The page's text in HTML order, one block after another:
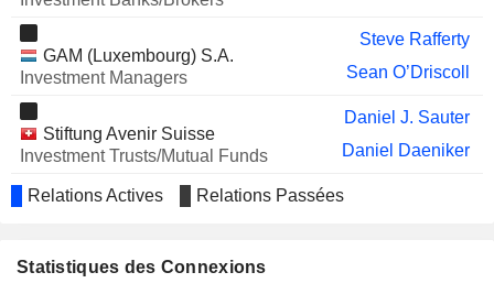
GAM (Luxembourg) S.A.
Investment Managers
Steve Rafferty
Sean O’Driscoll
Stiftung Avenir Suisse
Investment Trusts/Mutual Funds
Daniel J. Sauter
Daniel Daeniker
Bar of England & Wales
Relations Actives Relations Passées
Statistiques des Connexions